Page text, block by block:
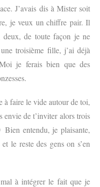
J’avais dis à Mister soit
je veux un chiffre pair. Il
deux, de toute façon je ne
troisième fille, j’ai déjà
je ferais bien que des
à faire le vide autour de toi,
envie de t’inviter alors trois
entendu, je plaisante,
le reste des gens on s’en
à intégrer le fait que je